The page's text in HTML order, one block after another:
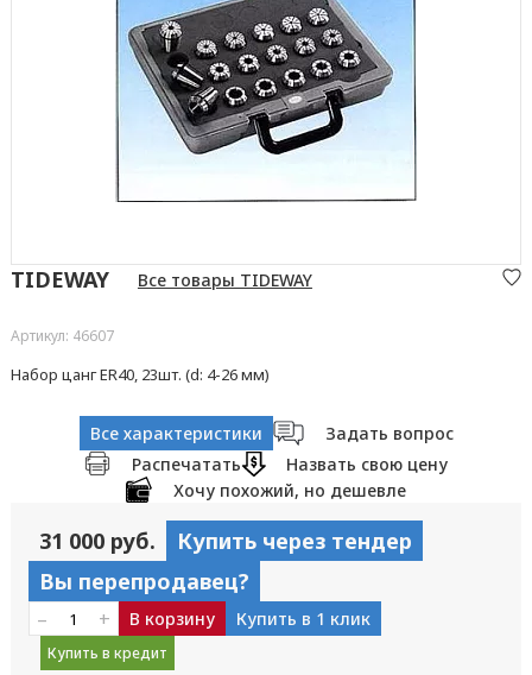
TIDEWAY Все товары TIDEWAY
Артикул: 46607
Набор цанг ER40, 23шт. (d: 4-26 мм)
Все характеристики
Задать вопрос
Распечатать
Назвать свою цену
Хочу похожий, но дешевле
31 000 руб.
Купить через тендер
Вы перепродавец?
– + В корзину Купить в 1 клик
Купить в кредит